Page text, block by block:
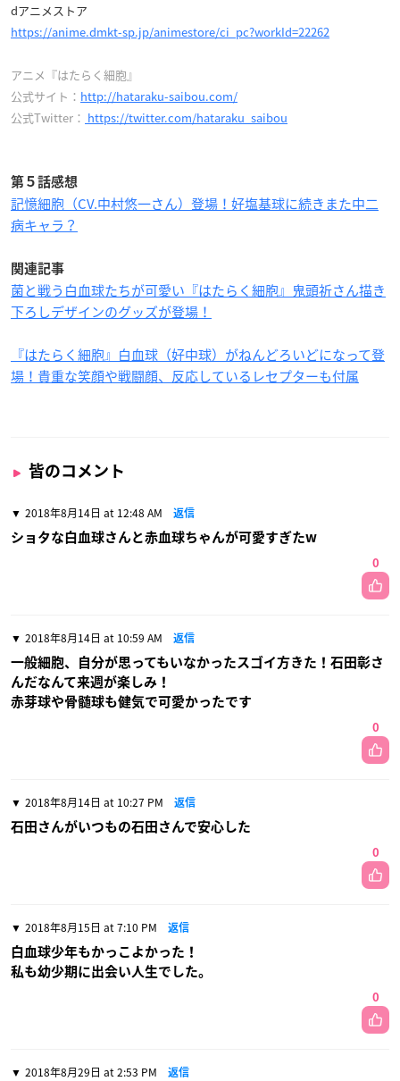
dアニメストア
https://anime.dmkt-sp.jp/animestore/ci_pc?workId=22262
アニメ『はたらく細胞』
公式サイト： http://hataraku-saibou.com/
公式Twitter： https://twitter.com/hataraku_saibou
第５話感想
記憶細胞（CV.中村悠一さん）登場！好塩基球に続きまた中二
病キャラ？
関連記事
菌と戦う白血球たちが可愛い『はたらく細胞』鬼頭祈さん描き
下ろしデザインのグッズが登場！
『はたらく細胞』白血球（好中球）がねんどろいどになって登
場！貴重な笑顔や戦闘顔、反応しているレセプターも付属
皆のコメント
2018年8月14日 at 12:48 AM 返信
ショタな白血球さんと赤血球ちゃんが可愛すぎたw
0
2018年8月14日 at 10:59 AM 返信
一般細胞、自分が思ってもいなかったスゴイ方きた！石田彰さ
んだなんて来週が楽しみ！
赤芽球や骨髄球も健気で可愛かったです
0
2018年8月14日 at 10:27 PM 返信
石田さんがいつもの石田さんで安心した
0
2018年8月15日 at 7:10 PM 返信
白血球少年もかっこよかった！
私も幼少期に出会い人生でした。
0
2018年8月29日 at 2:53 PM 返信